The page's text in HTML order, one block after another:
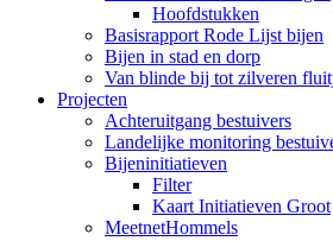
Hoofdstukken
Basisrapport Rode Lijst bijen
Bijen in stad en dorp
Van blinde bij tot zilveren
Projecten
Achteruitgang bestuivers
Landelijke monitoring
Bijeninitiatieven
Filter
Kaart Initiatieven Groot
MeetnetHommels